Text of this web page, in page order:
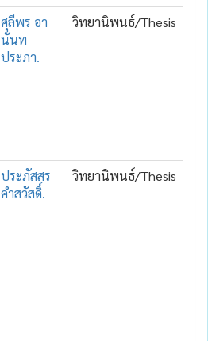
ศุลีพร อา
นันท
ประภา.
วิทยานิพนธ์/Thesis
ประภัสสร
คำสวัสดิ์.
วิทยานิพนธ์/Thesis